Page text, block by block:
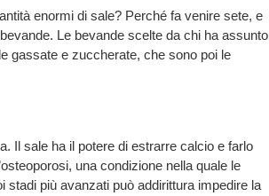
enormi di sale? Perché fa venire sete, e
Le bevande scelte da chi ha assunto
gassate e zuccherate, che sono poi le
Il sale ha il potere di estrarre calcio e farlo
una condizione nella quale le
più avanzati può addirittura impedire la